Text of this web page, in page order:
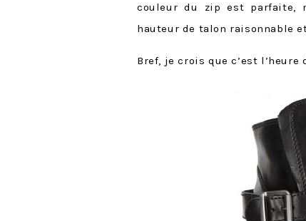
couleur du zip est parfaite,
hauteur de talon raisonnable
Bref, je crois que c’est